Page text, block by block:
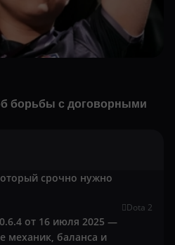
борьбы с договорными
срочно нужно
Dota 2
от 16 июля 2025 —
механик, баланса и